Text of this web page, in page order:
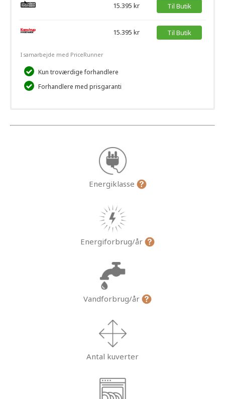
15.395 kr Til Butik
15.395 kr Til Butik
I samarbejde med PriceRunner
Kun troværdige forhandlere
Forhandlere med prisgaranti
Energiklasse
Energiforbrug/år
Vandforbrug/år
Antal kuverter